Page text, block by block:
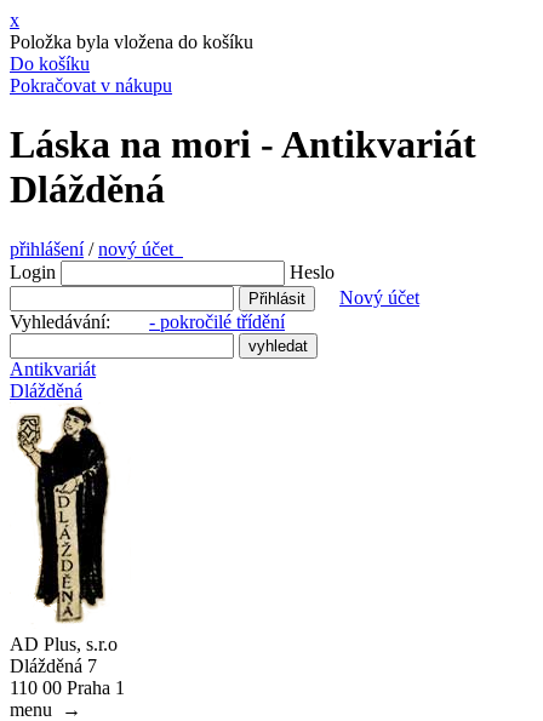
x
Položka byla vložena do košíku
Do košíku
Pokračovat v nákupu
Láska na mori - Antikvariát
Dlážděná
přihlášení/nový účet
Login
Heslo
Nový účet
Vyhledávání: - pokročilé třídění
Antikvariát
Dlážděná
AD Plus, s.r.o
Dlážděná 7
110 00 Praha 1
menu
→